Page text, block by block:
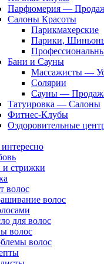
Парфюмерия —
Салоны Красоты
Парикмахерские
Парики,
Бани и Сауны
Массажисты —
Солярии
Сауны —
Татуировка — Салоны
Фитнес-Клубы
Оздоровительные
и стрижки
волос
волос
для волос
волос
волос